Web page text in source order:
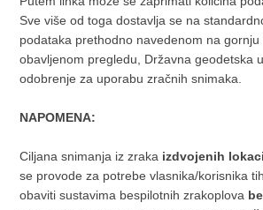
Sve više od toga dostavlja se na
podataka prethodno navedenom na gornju
obavljenom pregledu, Državna geodetska
odobrenje za uporabu zračnih snimaka.
NAPOMENA:
Ciljana snimanja iz zraka izdvojenih
se provode za potrebe vlasnika/korisnika
obaviti sustavima bespilotnih zrakoplova